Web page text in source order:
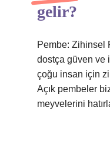
gelir?
Pembe: Zihinsel
dostça güven ve
çoğu insan için
Açık pembeler
meyvelerini